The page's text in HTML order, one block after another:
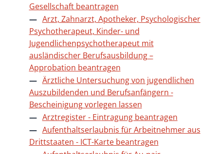
Gesellschaft beantragen
Arzt, Zahnarzt, Apotheker, Psychologischer
Psychotherapeut, Kinder- und
Jugendlichenpsychotherapeut mit
ausländischer Berufsausbildung –
Approbation beantragen
Ärztliche Untersuchung von jugendlichen
Auszubildenden und Berufsanfängern -
Bescheinigung vorlegen lassen
Arztregister - Eintragung beantragen
Aufenthaltserlaubnis für Arbeitnehmer aus
Drittstaaten - ICT-Karte beantragen